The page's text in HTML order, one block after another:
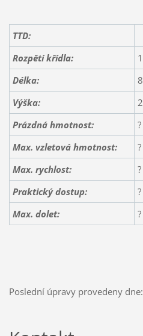
TTD:
Rozpětí křídla:
Délka:
Výška:
Prázdná hmotnost:
?
Max. vzletová hmotnost:
?
Max. rychlost:
?
Praktický dostup:
?
Max. dolet:
?
Poslední úpravy provedeny